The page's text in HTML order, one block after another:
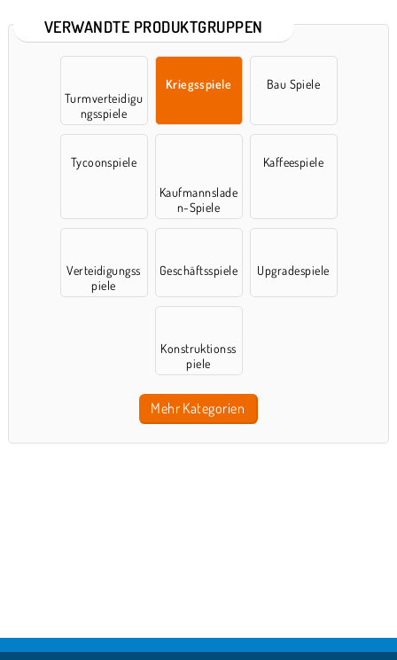
VERWANDTE PRODUKTGRUPPEN
Turmverteidigu
ngsspiele
Kriegsspiele Bau Spiele
Tycoonspiele
Kaufmannslade
n-Spiele
Kaffeespiele
Verteidigungss
piele
Geschäftsspiele Upgradespiele
Konstruktionss
piele
Mehr Kategorien